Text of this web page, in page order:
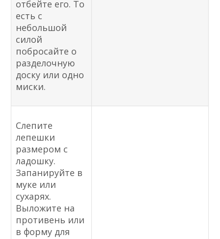
отбейте его. То
есть с
небольшой
силой
побросайте о
разделочную
доску или одно
миски.
Слепите
лепешки
размером с
ладошку.
Запанируйте в
муке или
сухарях.
Выложите на
противень или
в форму для